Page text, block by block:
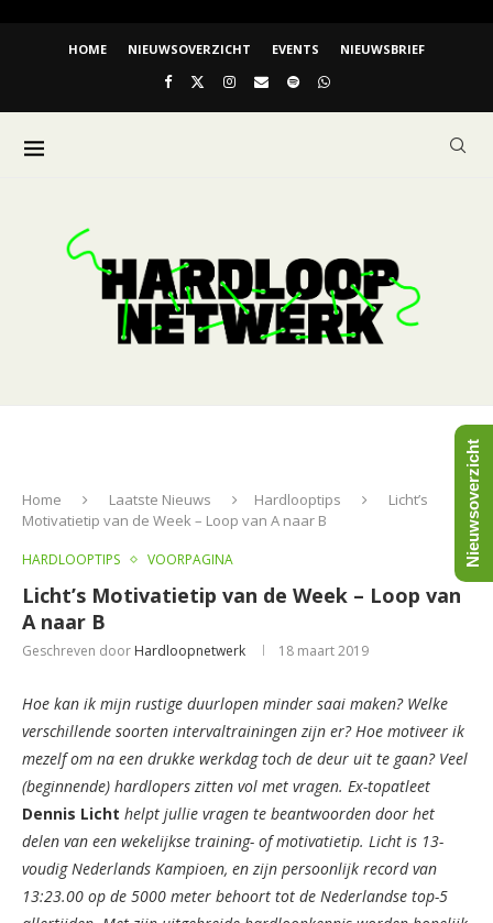
HOME NIEUWSOVERZICHT EVENTS NIEUWSBRIEF
Home Laatste Nieuws Hardlooptips
Licht’s
Motivatietip van de Week – Loop van A naar B
HARDLOOPTIPS VOORPAGINA
Licht’s Motivatietip van de Week – Loop van
A naar B
Geschreven door Hardloopnetwerk 18 maart 2019
Hoe kan ik mijn rustige duurlopen minder saai maken? Welke
verschillende soorten intervaltrainingen zijn er? Hoe motiveer ik
mezelf om na een drukke werkdag toch de deur uit te gaan? Veel
(beginnende) hardlopers zitten vol met vragen. Ex-topatleet
Dennis Licht helpt jullie vragen te beantwoorden door het
delen van een wekelijkse training- of motivatietip. Licht is 13-
voudig Nederlands Kampioen, en zijn persoonlijk record van
13:23.00 op de 5000 meter behoort tot de Nederlandse top-5
Nieuwsoverzicht